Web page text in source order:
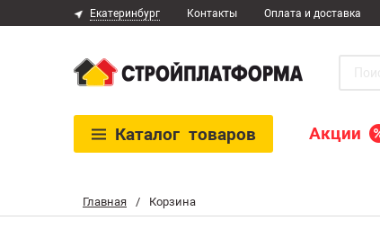
Главная / Корзина
Екатеринбург Контакты Оплата и доставка
Каталог товаров Акции